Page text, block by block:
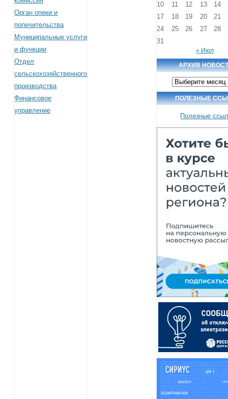
Орган опеки и
попечительства
Муниципальные услуги
и функции
Отдел
сельскохозяйственного
производства
Финансовое
управление
10
11 12 13
14
17
18 19 20
21
24
25 26 27
28
31
« Июл
АРХИВ
Архив
новостей
ПОЛЕЗНЫЕ
Полезные